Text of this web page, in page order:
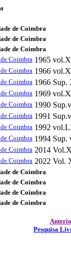
de Coimbra
de Coimbra
de Coimbra
Coimbra 1965
Coimbra 1966
Coimbra 1966 Sup.
Coimbra 1969
Coimbra 1990
Coimbra 1991
Coimbra 1992
Coimbra 1994
Coimbra 2014
Coimbra 2022 Vol.
de Coimbra
de Coimbra
de Coimbra
de Coimbra
Pesquisa